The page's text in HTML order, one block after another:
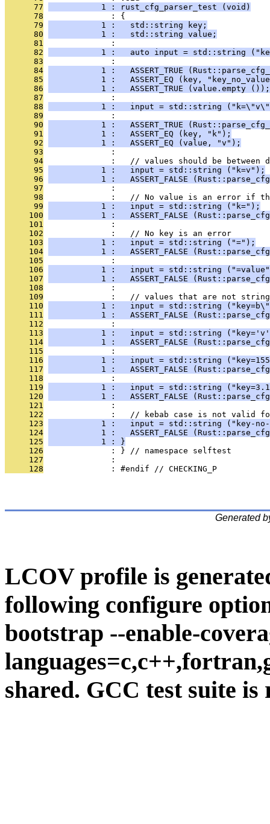
      77
           1 : rust_cfg_parser_test (void)
      78
              : {
      79
           1 :   std::string key;
      80
           1 :   std::string value;
      81
              :
      82
1 :   auto input = std::string
      83
              :
      84
1 :   ASSERT_TRUE
      85
1 :   ASSERT_EQ (key,
      86
           1 :   ASSERT_TRUE (value.empty ());
      87
              :
      88
1 :   input = std::string
      89
              :
      90
1 :   ASSERT_TRUE
      91
           1 :   ASSERT_EQ (key, "k");
      92
           1 :   ASSERT_EQ (value, "v");
      93
              :
      94
:   // values should be between
      95
           1 :   input = std::string ("k=v");
      96
1 :   ASSERT_FALSE
      97
              :
      98
:   // No value is an error if
      99
           1 :   input = std::string ("k=");
     100
1 :   ASSERT_FALSE
     101
              :
     102
              :   // No key is an error
     103
           1 :   input = std::string ("=");
     104
1 :   ASSERT_FALSE
     105
              :
     106
1 :   input = std::string
     107
1 :   ASSERT_FALSE
     108
              :
     109
:   // values that are not
     110
1 :   input = std::string
     111
1 :   ASSERT_FALSE
     112
              :
     113
1 :   input = std::string
     114
1 :   ASSERT_FALSE
     115
              :
     116
1 :   input = std::string
     117
1 :   ASSERT_FALSE
     118
              :
     119
1 :   input = std::string
     120
1 :   ASSERT_FALSE
     121
              :
     122
:   // kebab case is not valid
     123
1 :   input = std::string ("key-
     124
1 :   ASSERT_FALSE
     125
           1 : }
     126
              : } // namespace selftest
     127
              :
     128
              : #endif // CHECKING_P
Generated
LCOV profile is
following configure
bootstrap --enable-
shared. GCC test suite